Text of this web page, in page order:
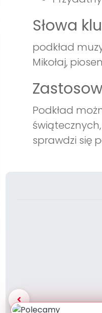
Słowa
podkład
Mikołaj,
Podkład
sprawdzi się